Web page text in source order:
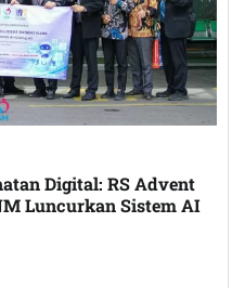
Digital: RS Advent
Luncurkan Sistem AI